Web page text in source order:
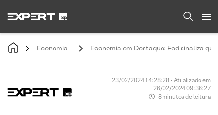
Economia Economia em Destaque: Fed sinaliza
23/02/2024 14:28:28 • Atualizado em
26/02/2024 09:36:27
8 minutos de leitura